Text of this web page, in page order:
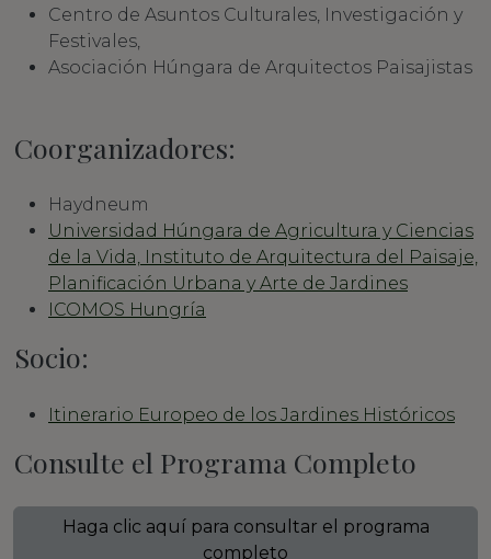
Centro de Asuntos Culturales, Investigación y
Festivales,
Asociación Húngara de Arquitectos Paisajistas
Coorganizadores:
Haydneum
Universidad Húngara de Agricultura y Ciencias
de la Vida, Instituto de Arquitectura del Paisaje,
Planificación Urbana y Arte de Jardines
ICOMOS Hungría
Socio:
Itinerario Europeo de los Jardines Históricos
Consulte el Programa Completo
Haga clic aquí para consultar el programa
completo